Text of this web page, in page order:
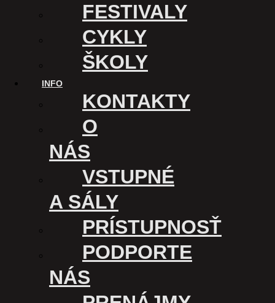
FESTIVALY
CYKLY
ŠKOLY
INFO
KONTAKTY
O
NÁS
VSTUPNÉ
A SÁLY
PRÍSTUPNOSŤ
PODPORTE
NÁS
uvádzanie filmov v tomto
kine podporuje
Kasárenské nám. 1
040 01 Košice